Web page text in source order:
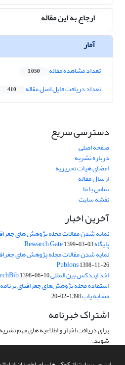
ارجاع به این مقاله
آمار
تعداد مشاهده مقاله 1,050
تعداد دریافت فایل اصل مقاله 410
دسترسی سریع
صفحه اصلی
درباره نشریه
اعضای هیات تحریریه
ارسال مقاله
تماس با ما
نقشه سایت
آخرین اخبار
نمایه شدن مقالات مجله پژوهش های
پایگاه Research Gate1399-03-03
نمایه شدن مقالات مجله پژوهش های
Publons1398-11-26
اخذ ایندکس بین المللی ResearchBib1398-06-10
استفاده مجله پژوهش‌های جغرافیای
مشابه یاب1398-02-20
اشتراک خبرنامه
برای دریافت اخبار و اطلاعیه های مهم
شوید.